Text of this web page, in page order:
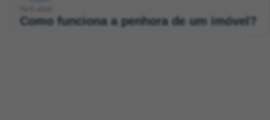
Como funciona a penhora de um imóvel?